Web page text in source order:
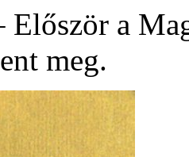
Először a
meg.